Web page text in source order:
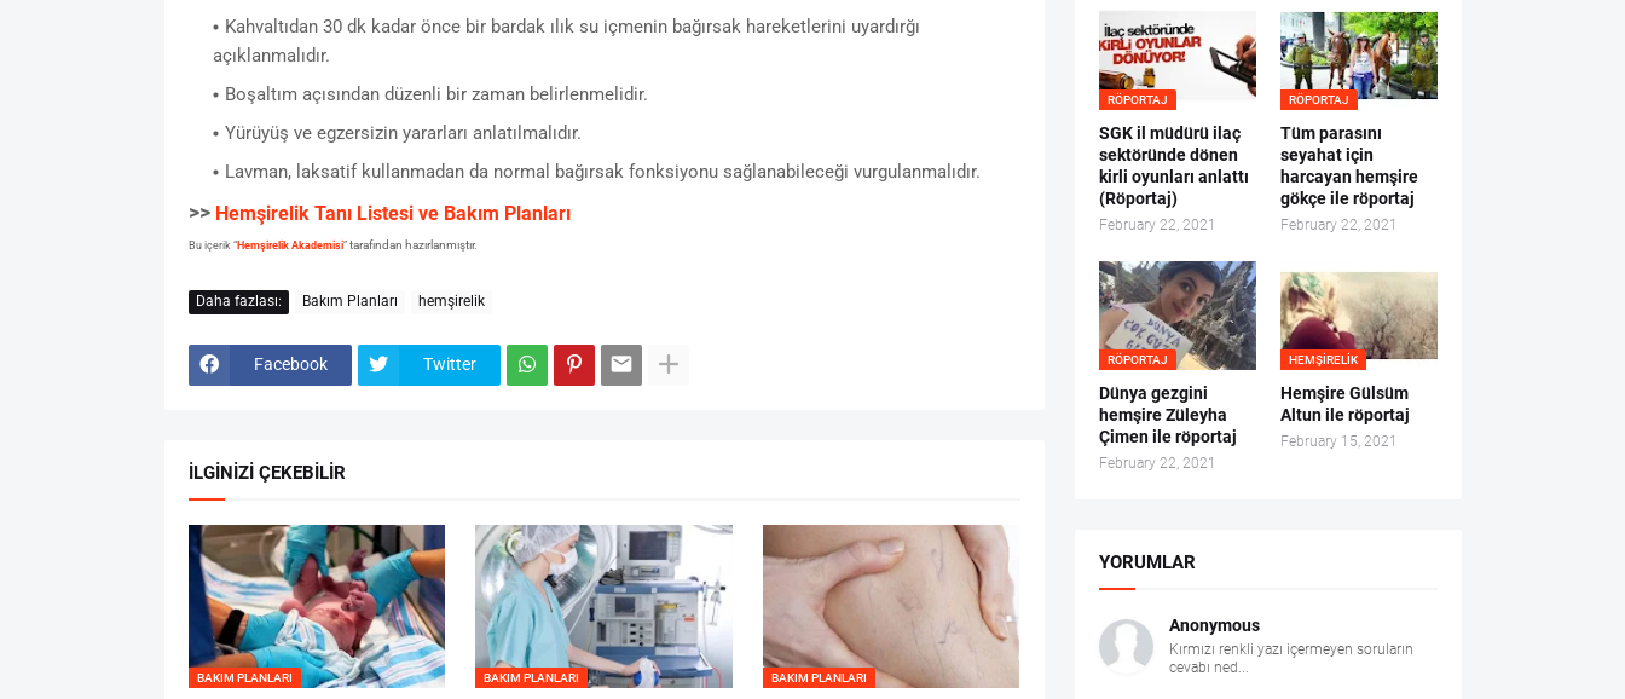
Kahvaltıdan 30 dk kadar önce bir bardak ılık su içmenin bağırsak hareketlerini uyardırğı
açıklanmalıdır.
Boşaltım açısından düzenli bir zaman belirlenmelidir.
Yürüyüş ve egzersizin yararları anlatılmalıdır.
Lavman, laksatif kullanmadan da normal bağırsak fonksiyonu sağlanabileceği vurgulanmalıdır.
>> Hemşirelik Tanı Listesi ve Bakım Planları
Bu içerik “Hemşirelik Akademisi” tarafından hazırlanmıştır.
Daha fazlası: Bakım Planları hemşirelik
Facebook Twitter
İLGİNİZİ ÇEKEBİLİR
BAKIM PLANLARI BAKIM PLANLARI BAKIM PLANLARI
RÖPORTAJ
SGK il müdürü ilaç
sektöründe dönen
kirli oyunları anlattı
(Röportaj)
February 22, 2021
RÖPORTAJ
Tüm parasını
seyahat için
harcayan hemşire
gökçe ile röportaj
February 22, 2021
RÖPORTAJ
Dünya gezgini
hemşire Züleyha
Çimen ile röportaj
February 22, 2021
HEMŞIRELIK
Hemşire Gülsüm
Altun ile röportaj
February 15, 2021
YORUMLAR
Anonymous
Kırmızı renkli yazı içermeyen soruların
cevabı ned...